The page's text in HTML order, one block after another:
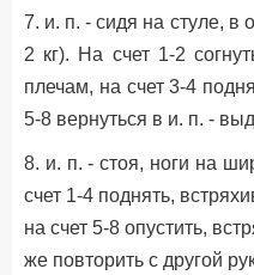
7. и. п. - сидя на стуле, в
2 кг). На счет 1-2
плечам, на счет 3-4
5-8 вернуться в и. п. -
8. и. п. - стоя, ноги на
счет 1-4 поднять,
на счет 5-8 опустить,
же повторить с другой